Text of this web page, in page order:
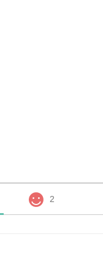
2